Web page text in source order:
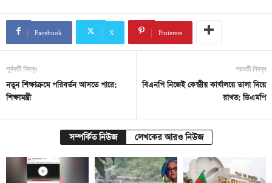
Facebook X Pinterest
পূর্ববর্তী নিবন্ধ
নতুন শিক্ষাক্রমে পরিবর্তন আসতে পারে:
শিক্ষামন্ত্রী
পরবর্তী নিবন্ধ
বিএনপি নিজেই কেন্দ্রীয় কার্যালয়ে তালা দিয়ে
রাখত: ডিএমপি
সম্পর্কিত নিউজ লেখকের আরও নিউজ